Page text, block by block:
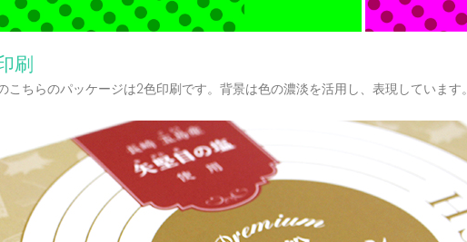
刷
こちらのパッケージは2色印刷です。背景は色の濃淡を活用し、表現しています。